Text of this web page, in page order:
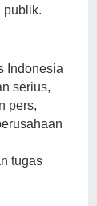
publik.
Indonesia
serius,
pers,
tugas